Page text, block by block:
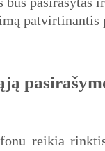
patvirtinantis
reikia